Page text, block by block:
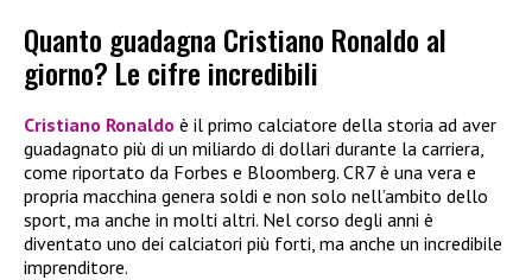
Quanto guadagna Cristiano Ronaldo al
giorno? Le cifre incredibili
Cristiano Ronaldo è il primo calciatore della storia ad aver
guadagnato più di un miliardo di dollari durante la carriera,
come riportato da Forbes e Bloomberg. CR7 è una vera e
propria macchina genera soldi e non solo nell’ambito dello
sport, ma anche in molti altri. Nel corso degli anni è
diventato uno dei calciatori più forti, ma anche un incredibile
imprenditore.